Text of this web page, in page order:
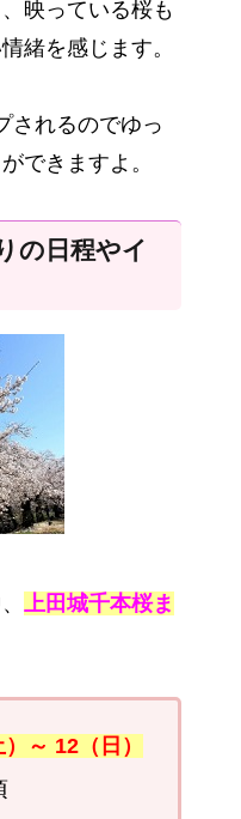
映っている桜も
緒を感じます。
されるのでゆっ
できますよ。
の日程やイ
上田城千本桜ま
～ 12（日）